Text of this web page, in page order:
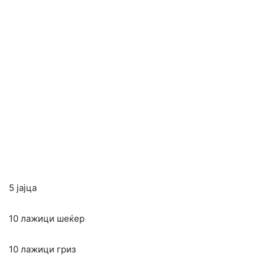
5 јајца
10 лажици шеќер
10 лажици гриз